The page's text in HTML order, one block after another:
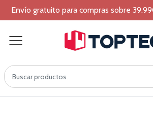
Envío gratuito para compras sobre